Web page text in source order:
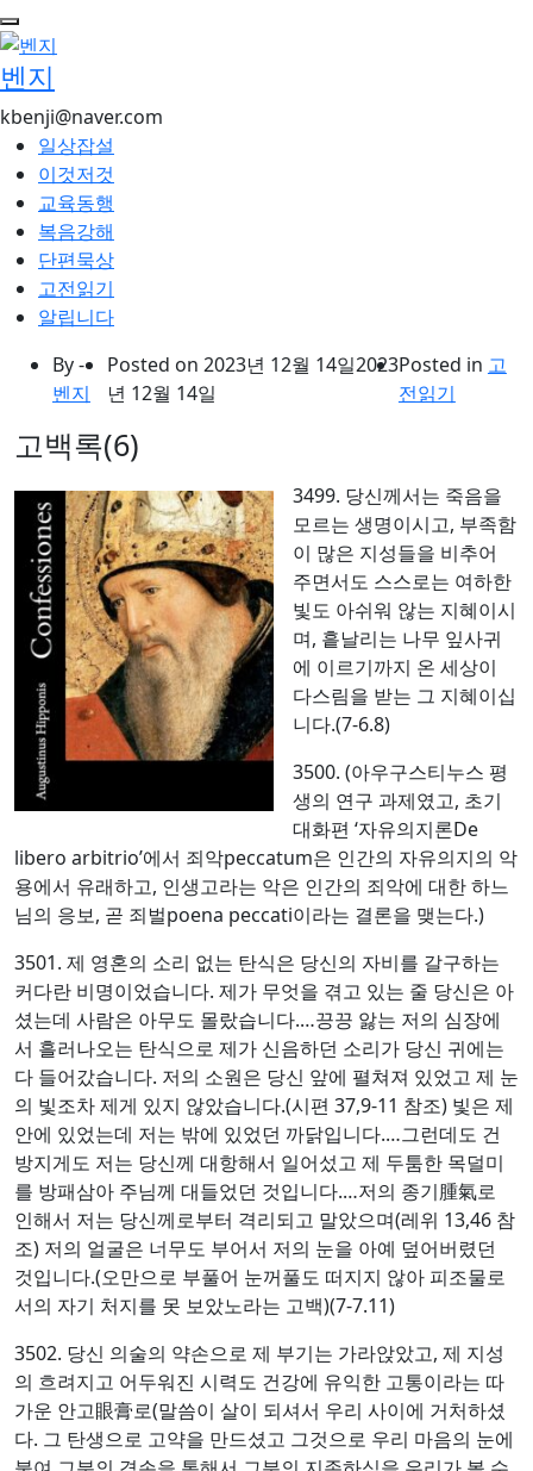
콘
텐
츠
로
건
너
뛰
기
벤지
kbenji@naver.com
일상잡설
이것저것
교육동행
복음강해
단편묵상
고전읽기
알립니다
By -
벤지
Posted on 2023년 12월 14일2023
년 12월 14일
Posted in 고
전읽기
고백록(6)
3499. 당신께서는 죽음을
모르는 생명이시고, 부족함
이 많은 지성들을 비추어
주면서도 스스로는 여하한
빛도 아쉬워 않는 지혜이시
며, 흩날리는 나무 잎사귀
에 이르기까지 온 세상이
다스림을 받는 그 지혜이십
니다.(7-6.8)
3500. (아우구스티누스 평
생의 연구 과제였고, 초기
대화편 ‘자유의지론De
libero arbitrio’에서 죄악peccatum은 인간의 자유의지의 악
용에서 유래하고, 인생고라는 악은 인간의 죄악에 대한 하느
님의 응보, 곧 죄벌poena peccati이라는 결론을 맺는다.)
3501. 제 영혼의 소리 없는 탄식은 당신의 자비를 갈구하는
커다란 비명이었습니다. 제가 무엇을 겪고 있는 줄 당신은 아
셨는데 사람은 아무도 몰랐습니다.…끙끙 앓는 저의 심장에
서 흘러나오는 탄식으로 제가 신음하던 소리가 당신 귀에는
다 들어갔습니다. 저의 소원은 당신 앞에 펼쳐져 있었고 제 눈
의 빛조차 제게 있지 않았습니다.(시편 37,9-11 참조) 빛은 제
안에 있었는데 저는 밖에 있었던 까닭입니다.…그런데도 건
방지게도 저는 당신께 대항해서 일어섰고 제 두툼한 목덜미
를 방패삼아 주님께 대들었던 것입니다.…저의 종기腫氣로
인해서 저는 당신께로부터 격리되고 말았으며(레위 13,46 참
조) 저의 얼굴은 너무도 부어서 저의 눈을 아예 덮어버렸던
것입니다.(오만으로 부풀어 눈꺼풀도 떠지지 않아 피조물로
서의 자기 처지를 못 보았노라는 고백)(7-7.11)
3502. 당신 의술의 약손으로 제 부기는 가라앉았고, 제 지성
의 흐려지고 어두워진 시력도 건강에 유익한 고통이라는 따
가운 안고眼膏로(말씀이 살이 되셔서 우리 사이에 거처하셨
다. 그 탄생으로 고약을 만드셨고 그것으로 우리 마음의 눈에